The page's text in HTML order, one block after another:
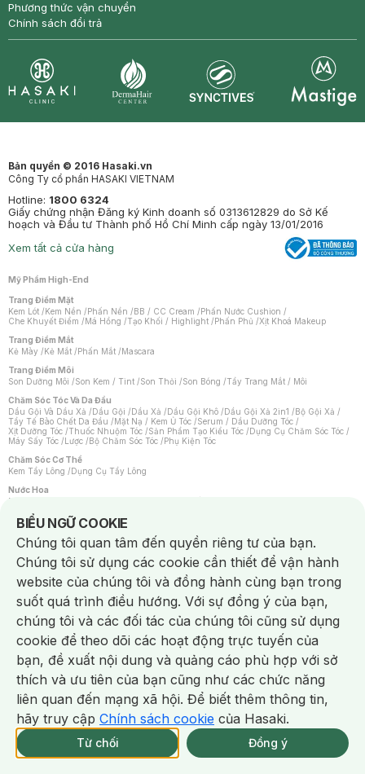
Phương thức vận chuyển
Chính sách đổi trả
Bản quyền © 2016 Hasaki.vn
Công Ty cổ phần HASAKI VIETNAM
Hotline: 1800 6324
Giấy chứng nhận Đăng ký Kinh doanh số 0313612829 do Sở Kế
hoạch và Đầu tư Thành phố Hồ Chí Minh cấp ngày 13/01/2016
Xem tất cả cửa hàng
Mỹ Phẩm High-End
Trang Điểm Mặt
Kem Lót /Kem Nền /Phấn Nền /BB / CC Cream /Phấn Nước Cushion /
Che Khuyết Điểm /Má Hồng /Tạo Khối / Highlight /Phấn Phủ /Xịt Khoá Makeup
Trang Điểm Mắt
Kẻ Mày /Kẻ Mắt /Phấn Mắt /Mascara
Trang Điểm Môi
Son Dưỡng Môi /Son Kem / Tint /Son Thỏi /Son Bóng /Tẩy Trang Mắt / Môi
Chăm Sóc Tóc Và Da Đầu
Dầu Gội Và Dầu Xả /Dầu Gội /Dầu Xả /Dầu Gội Khô /Dầu Gội Xả 2in1 /Bộ Gội Xả /
Tẩy Tế Bào Chết Da Đầu /Mặt Nạ / Kem Ủ Tóc /Serum / Dầu Dưỡng Tóc /
Xịt Dưỡng Tóc /Thuốc Nhuộm Tóc /Sản Phẩm Tạo Kiểu Tóc /Dụng Cụ Chăm Sóc Tóc /
Máy Sấy Tóc /Lược /Bộ Chăm Sóc Tóc /Phụ Kiện Tóc
Chăm Sóc Cơ Thể
Kem Tẩy Lông /Dụng Cụ Tẩy Lông
Nước Hoa
Nước Hoa Nữ
Chăm Sóc Cá Nhân
Chống Muỗi /Khẩu Trang /Máy Massage/Mặt Nạ Xông Hơi /Nước Rửa Tay/
Sản Phẩm Chăm Sóc Khác /Bàn Chải Đánh Răng /Bàn Chải Điện/
Hỗ Trợ Trắng Răng/Kem Đánh Răng /Máy Tăm Nước/ Nước Súc Miệng/
Tăm / Chỉ Nha Khoa/ Xịt Thơm Miệng / Dung Dịch Vệ Sinh/Dưỡng Vùng Kín/
Khăn Ướt Vệ Sinh Vùng Kín/Băng Vệ Sinh/Tampon/Bọt Cạo Râu /Dao Cạo Râu/
Máy Cạo Râu
Vấn Đề Về Da
Da Dầu / Lỗ Chân Lông To/ Da Khô / Mất Nước/ Da Lão Hóa/ Da Mụn/
Da Nhạy Cảm / Kích Ứng
Da Xỉn Màu Thâm / Nám / Tàn Nhang
Quầng Thâm & Bọng Mắt /Sẹo /Viêm Da Cơ Địa
Dụng Cụ / Phụ Kiện Chăm Sóc Da
Bông Tẩy Trang
Khăn Lau Mặt Khô Dụng Cụ / Máy Rửa Mặt Máy Chăm Sóc Da
Dụng Cụ Chăm Sóc Khác
BIỂU NGỮ COOKIE
Notice about cookies usage
Chúng tôi quan tâm đến quyền riêng tư của bạn.
Chúng tôi sử dụng các cookie cần thiết để vận hành
website của chúng tôi và đồng hành cùng bạn trong
suốt quá trình điều hướng. Với sự đồng ý của bạn,
chúng tôi và các đối tác của chúng tôi cũng sử dụng
cookie để theo dõi các hoạt động trực tuyến của
bạn, đề xuất nội dung và quảng cáo phù hợp với sở
thích và ưu tiên của bạn cũng như các chức năng
liên quan đến mạng xã hội. Để biết thêm thông tin,
hãy truy cập Chính sách cookie của Hasaki.
Từ chối Đồng ý